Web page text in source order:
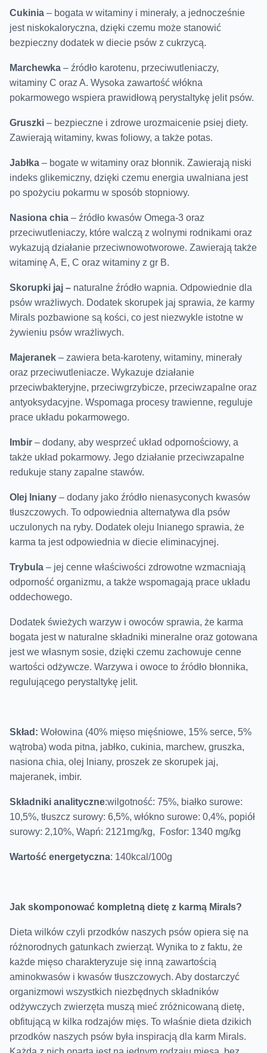
Cukinia – bogata w witaminy i minerały, a jednocześnie
jest niskokaloryczna, dzięki czemu może stanowić
bezpieczny dodatek w diecie psów z cukrzycą.
Marchewka – źródło karotenu, przeciwutleniaczy,
witaminy C oraz A. Wysoka zawartość włókna
pokarmowego wspiera prawidłową perystaltykę jelit psów.
Gruszki – bezpieczne i zdrowe urozmaicenie psiej diety.
Zawierają witaminy, kwas foliowy, a także potas.
Jabłka – bogate w witaminy oraz błonnik. Zawierają niski
indeks glikemiczny, dzięki czemu energia uwalniana jest
po spożyciu pokarmu w sposób stopniowy.
Nasiona chia – źródło kwasów Omega-3 oraz
przeciwutleniaczy, które walczą z wolnymi rodnikami oraz
wykazują działanie przeciwnowotworowe. Zawierają także
witaminę A, E, C oraz witaminy z gr B.
Skorupki jaj – naturalne źródło wapnia. Odpowiednie dla
psów wrażliwych. Dodatek skorupek jaj sprawia, że karmy
Mirals pozbawione są kości, co jest niezwykle istotne w
żywieniu psów wrażliwych.
Majeranek – zawiera beta-karoteny, witaminy, minerały
oraz przeciwutleniacze. Wykazuje działanie
przeciwbakteryjne, przeciwgrzybicze, przeciwzapalne oraz
antyoksydacyjne. Wspomaga procesy trawienne, reguluje
prace układu pokarmowego.
Imbir – dodany, aby wesprzeć układ odpornościowy, a
także układ pokarmowy. Jego działanie przeciwzapalne
redukuje stany zapalne stawów.
Olej lniany – dodany jako źródło nienasyconych kwasów
tłuszczowych. To odpowiednia alternatywa dla psów
uczulonych na ryby. Dodatek oleju lnianego sprawia, że
karma ta jest odpowiednia w diecie eliminacyjnej.
Trybula – jej cenne właściwości zdrowotne wzmacniają
odporność organizmu, a także wspomagają prace układu
oddechowego.
Dodatek świeżych warzyw i owoców sprawia, że karma
bogata jest w naturalne składniki mineralne oraz gotowana
jest we własnym sosie, dzięki czemu zachowuje cenne
wartości odżywcze. Warzywa i owoce to źródło błonnika,
regulującego perystaltykę jelit.
Skład: Wołowina (40% mięso mięśniowe, 15% serce, 5%
wątroba) woda pitna, jabłko, cukinia, marchew, gruszka,
nasiona chia, olej lniany, proszek ze skorupek jaj,
majeranek, imbir.
Składniki analityczne:wilgotność: 75%, białko surowe:
10,5%, tłuszcz surowy: 6,5%, włókno surowe: 0,4%, popiół
surowy: 2,10%, Wapń: 2121mg/kg, Fosfor: 1340 mg/kg
Wartość energetyczna: 140kcal/100g
Jak skomponować kompletną dietę z karmą Mirals?
Dieta wilków czyli przodków naszych psów opiera się na
różnorodnych gatunkach zwierząt. Wynika to z faktu, że
każde mięso charakteryzuje się inną zawartością
aminokwasów i kwasów tłuszczowych. Aby dostarczyć
organizmowi wszystkich niezbędnych składników
odżywczych zwierzęta muszą mieć zróżnicowaną dietę,
obfitującą w kilka rodzajów mięs. To właśnie dieta dzikich
przodków naszych psów była inspiracją dla karm Mirals.